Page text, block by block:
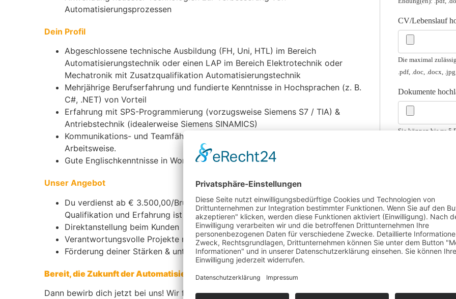
Automatisierungsprozessen
Dein Profil
Abgeschlossene technische Ausbildung (FH, Uni, HTL) im Bereich
Automatisierungstechnik oder einen LAP im Bereich Elektrotechnik oder
Mechatronik mit Zusatzqualifikation Automatisierungstechnik
Mehrjährige Berufserfahrung und fundierte Kenntnisse in Hochsprachen (z. B.
C#, .NET) von Vorteil
Erfahrung mit SPS-Programmierung (vorzugsweise Siemens S7 / TIA) &
Antriebstechnik (idealerweise Siemens SINAMICS)
Kommunikations- und Teamfähigkeit sowie eine eigenverantwortliche
Arbeitsweise.
Gute Englischkenntnisse in Wort & Schrift
Unser Angebot
Du verdienst ab € 3.500,00/Brutto im Monat für Vollzeit. Je nach
Qualifikation und Erfahrung ist eine Überzahlung möglich
Direktanstellung beim Kunden
Verantwortungsvolle Projekte mit Zukunft
Förderung deiner Stärken & unterstützen deine Weiterentwicklung
Bereit, die Zukunft der Automatisierung mitzugestalten?
Dann bewirb dich jetzt bei uns! Wir freuen uns darauf, dich kennenzulernen und
CV/Lebenslauf
Die maximal
.pdf, .doc, .docx,
Dokumente
Sie können bis zu 5